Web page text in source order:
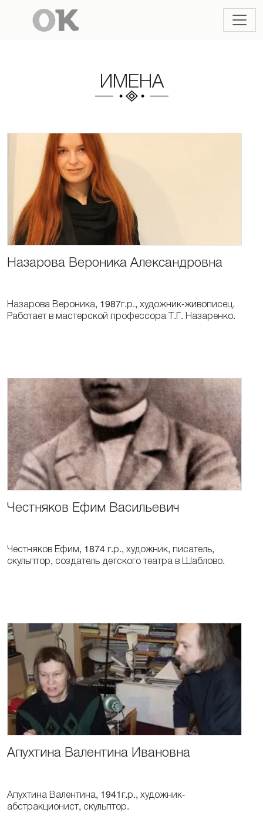
ИМЕНА
Назарова Вероника Александровна
Назарова Вероника, 1987г.р., художник-живописец.
Работает в мастерской профессора Т.Г. Назаренко.
Честняков Ефим Васильевич
Честняков Ефим, 1874 г.р., художник, писатель,
скульптор, создатель детского театра в Шаблово.
Апухтина Валентина Ивановна
Апухтина Валентина, 1941г.р., художник-
абстракционист, скульптор.